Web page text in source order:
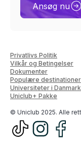
Ansøg nu
© Uniclub 2025. Alle
Privatlivs Politik
Vilkår og Betingelser
Dokumenter
Populære destinationer
Universiteter i Danmark
Uniclub+ Pakke